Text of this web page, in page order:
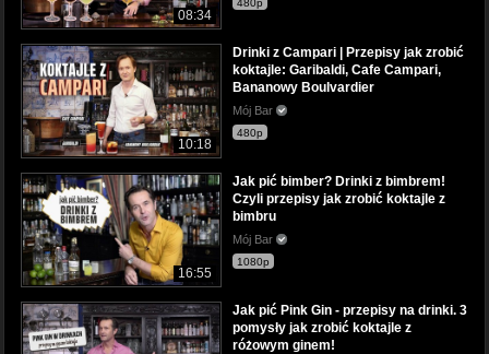
08:34
480p
10:18
Drinki z Campari | Przepisy jak zrobić
koktajle: Garibaldi, Cafe Campari,
Bananowy Boulvardier
Mój Bar
480p
16:55
Jak pić bimber? Drinki z bimbrem!
Czyli przepisy jak zrobić koktajle z
bimbru
Mój Bar
1080p
Jak pić Pink Gin - przepisy na drinki. 3
pomysły jak zrobić koktajle z
różowym ginem!